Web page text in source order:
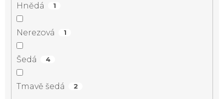
Hnědá 1
Nerezová 1
Šedá 4
Tmavě šedá 2